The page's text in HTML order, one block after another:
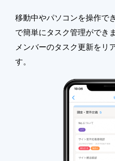
移動中やパソコンを操作で
で簡単にタスク管理ができ
メンバーのタスク更新をリ
す。